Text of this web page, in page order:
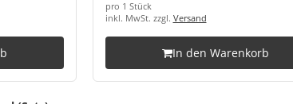
pro 1 Stück
inkl. MwSt. zzgl. Versand
In den Warenkorb